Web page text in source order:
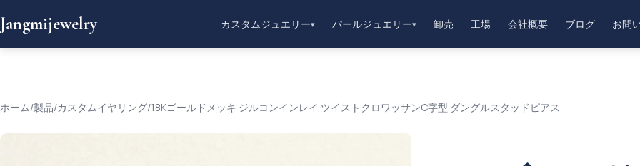
Jangmijewelry カスタムジュエリー▾ パールジュエリー▾ 卸売 工場 会社概要 ブログ お問
ホーム/製品/カスタムイヤリング/18Kゴールドメッキ ジルコンインレイ ツイストクロワッサンC字型 ダングルスタッドピアス